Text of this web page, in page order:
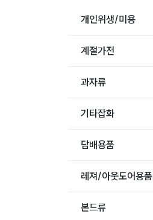
개인위생/미용
계절가전
과자류
기타잡화
담배용품
레져/아웃도어용품
본드류